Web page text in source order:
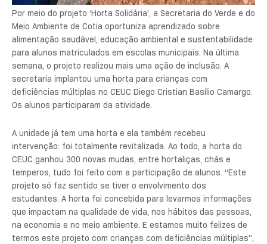
Por meio do projeto ‘Horta Solidária’, a Secretaria do Verde e do
Meio Ambiente de Cotia oportuniza aprendizado sobre
alimentação saudável, educação ambiental e sustentabilidade
para alunos matriculados em escolas municipais. Na última
semana, o projeto realizou mais uma ação de inclusão. A
secretaria implantou uma horta para crianças com
deficiências múltiplas no CEUC Diego Cristian Basílio Camargo.
Os alunos participaram da atividade.
A unidade já tem uma horta e ela também recebeu
intervenção: foi totalmente revitalizada. Ao todo, a horta do
CEUC ganhou 300 novas mudas, entre hortaliças, chás e
temperos, tudo foi feito com a participação de alunos. “Este
projeto só faz sentido se tiver o envolvimento dos
estudantes. A horta foi concebida para levarmos informações
que impactam na qualidade de vida, nos hábitos das pessoas,
na economia e no meio ambiente. E estamos muito felizes de
termos este projeto com crianças com deficiências múltiplas”,